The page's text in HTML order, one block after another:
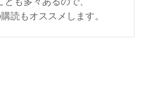
読もオススメします。